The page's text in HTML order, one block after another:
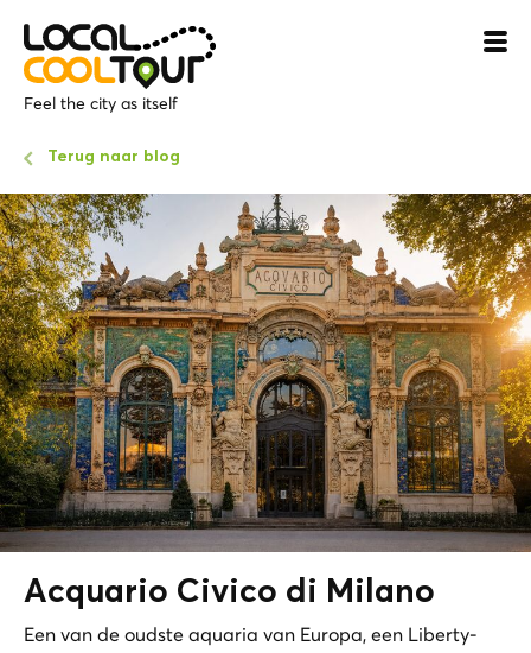
Feel the city as itself
Terug naar blog
Acquario Civico di Milano
Een van de oudste aquaria van Europa, een Liberty-